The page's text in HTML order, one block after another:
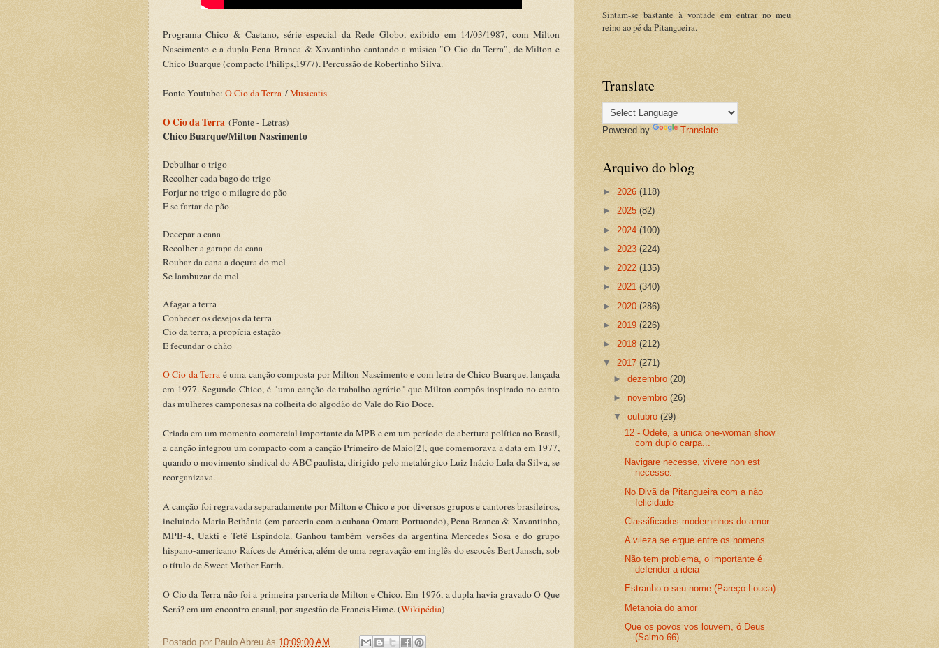
Programa Chico & Caetano, série especial da Rede Globo, exibido em 14/03/1987, com Milton
Nascimento e a dupla Pena Branca & Xavantinho cantando a música "O Cio da Terra", de Milton e
Chico Buarque (compacto Philips,1977). Percussão de Robertinho Silva.
Fonte Youtube: O Cio da Terra /Musicatis
O Cio da Terra (Fonte - Letras)
Chico Buarque/Milton Nascimento
Debulhar o trigo
Recolher cada bago do trigo
Forjar no trigo o milagre do pão
E se fartar de pão
Decepar a cana
Recolher a garapa da cana
Roubar da cana a doçura do mel
Se lambuzar de mel
Afagar a terra
Conhecer os desejos da terra
Cio da terra, a propícia estação
E fecundar o chão
O Cio da Terra é uma canção composta por Milton Nascimento e com letra de Chico Buarque, lançada
em 1977. Segundo Chico, é "uma canção de trabalho agrário" que Milton compôs inspirado no canto
das mulheres camponesas na colheita do algodão do Vale do Rio Doce.
Criada em um momento comercial importante da MPB e em um período de abertura política no Brasil,
a canção integrou um compacto com a canção Primeiro de Maio[2], que comemorava a data em 1977,
quando o movimento sindical do ABC paulista, dirigido pelo metalúrgico Luiz Inácio Lula da Silva, se
reorganizava.
A canção foi regravada separadamente por Milton e Chico e por diversos grupos e cantores brasileiros,
incluindo Maria Bethânia (em parceria com a cubana Omara Portuondo), Pena Branca & Xavantinho,
MPB-4, Uakti e Tetê Espíndola. Ganhou também versões da argentina Mercedes Sosa e do grupo
hispano-americano Raíces de América, além de uma regravação em inglês do escocês Bert Jansch, sob
o título de Sweet Mother Earth.
O Cio da Terra não foi a primeira parceria de Milton e Chico. Em 1976, a dupla havia gravado O Que
Será? em um encontro casual, por sugestão de Francis Hime. (Wikipédia)
Postado por Paulo Abreu às 10:09:00 AM
Sintam-se bastante à vontade em entrar no meu
reino ao pé da Pitangueira.
Translate
Powered by Translate
Arquivo do blog
► 2026 (118)
► 2025 (82)
► 2024 (100)
► 2023 (224)
► 2022 (135)
► 2021 (340)
► 2020 (286)
► 2019 (226)
► 2018 (212)
▼ 2017 (271)
►dezembro(20)
►novembro(26)
▼outubro(29)
12 - Odete, a única one-woman show
com duplo carpa...
Navigare necesse, vivere non est
necesse.
No Divã da Pitangueira com a não
felicidade
Classificados moderninhos do amor
A vileza se ergue entre os homens
Não tem problema, o importante é
defender a ideia
Estranho o seu nome (Pareço Louca)
Metanoia do amor
Que os povos vos louvem, ó Deus
(Salmo 66)